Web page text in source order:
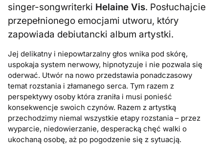
singer-songwriterki Helaine Vis. Posłuchajcie
przepełnionego emocjami utworu, który
zapowiada debiutancki album artystki.
Jej delikatny i niepowtarzalny głos wnika pod skórę,
uspokaja system nerwowy, hipnotyzuje i nie pozwala się
oderwać. Utwór na nowo przedstawia ponadczasowy
temat rozstania i złamanego serca. Tym razem z
perspektywy osoby która zraniła i musi ponieść
konsekwencje swoich czynów. Razem z artystką
przechodzimy niemal wszystkie etapy rozstania – przez
wyparcie, niedowierzanie, desperacką chęć walki o
ukochaną osobę, aż po pogodzenie się z sytuacją.